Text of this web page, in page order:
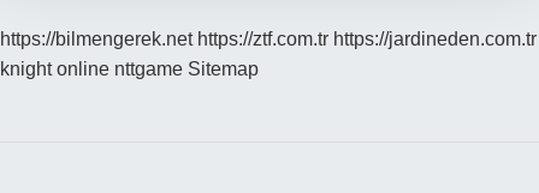
https://bilmengerek.net https://ztf.com.tr https://jardineden.com.tr
knight online nttgame Sitemap